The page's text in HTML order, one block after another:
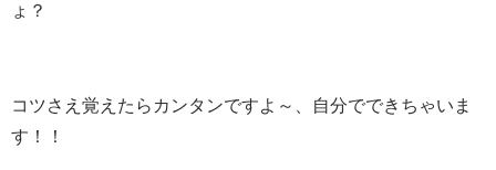
ょ？
コツさえ覚えたらカンタンですよ～、自分でできちゃいま
す！！